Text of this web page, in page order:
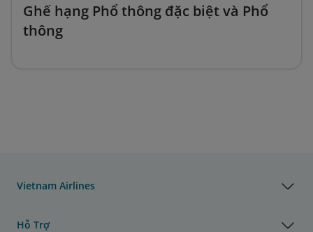
Ghế hạng Phổ thông đặc biệt và Phổ
thông
Vietnam Airlines
Hỗ Trợ